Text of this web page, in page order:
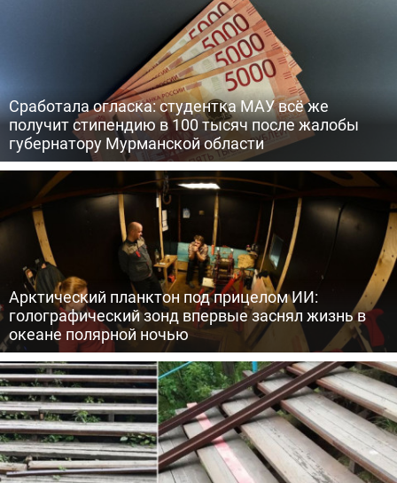
Сработала огласка: студентка МАУ всё же
получит стипендию в 100 тысяч после жалобы
губернатору Мурманской области
Арктический планктон под прицелом ИИ:
голографический зонд впервые заснял жизнь в
океане полярной ночью